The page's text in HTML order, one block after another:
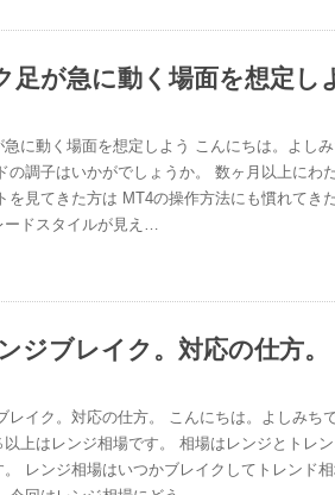
足が急に動く場面を想定し
急に動く場面を想定しよう こんにちは。よし
の調子はいかがでしょうか。 数ヶ月以上にわ
を見てきた方は MT4の操作方法にも慣れてき
ードスタイルが見え…
ジブレイク。対応の仕方。
レイク。対応の仕方。 こんにちは。よしみちで
以上はレンジ相場です。 相場はレンジとトレ
。 レンジ相場はいつかブレイクしてトレンド